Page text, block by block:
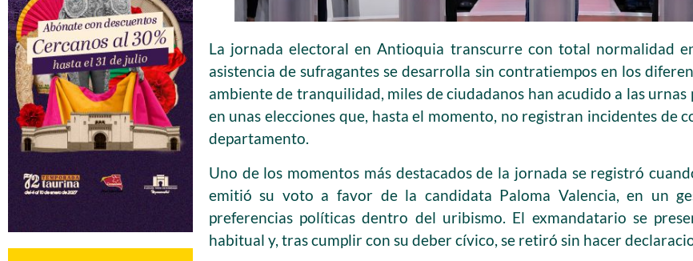
La jornada electoral en Antioquia transcurre con total normalidad
asistencia de sufragantes se desarrolla sin contratiempos en los
ambiente de tranquilidad, miles de ciudadanos han acudido a las
en unas elecciones que, hasta el momento, no registran incidentes de
departamento.
Uno de los momentos más destacados de la jornada se registró
emitió su voto a favor de la candidata Paloma Valencia, en un
preferencias políticas dentro del uribismo. El exmandatario se
habitual y, tras cumplir con su deber cívico, se retiró sin hacer